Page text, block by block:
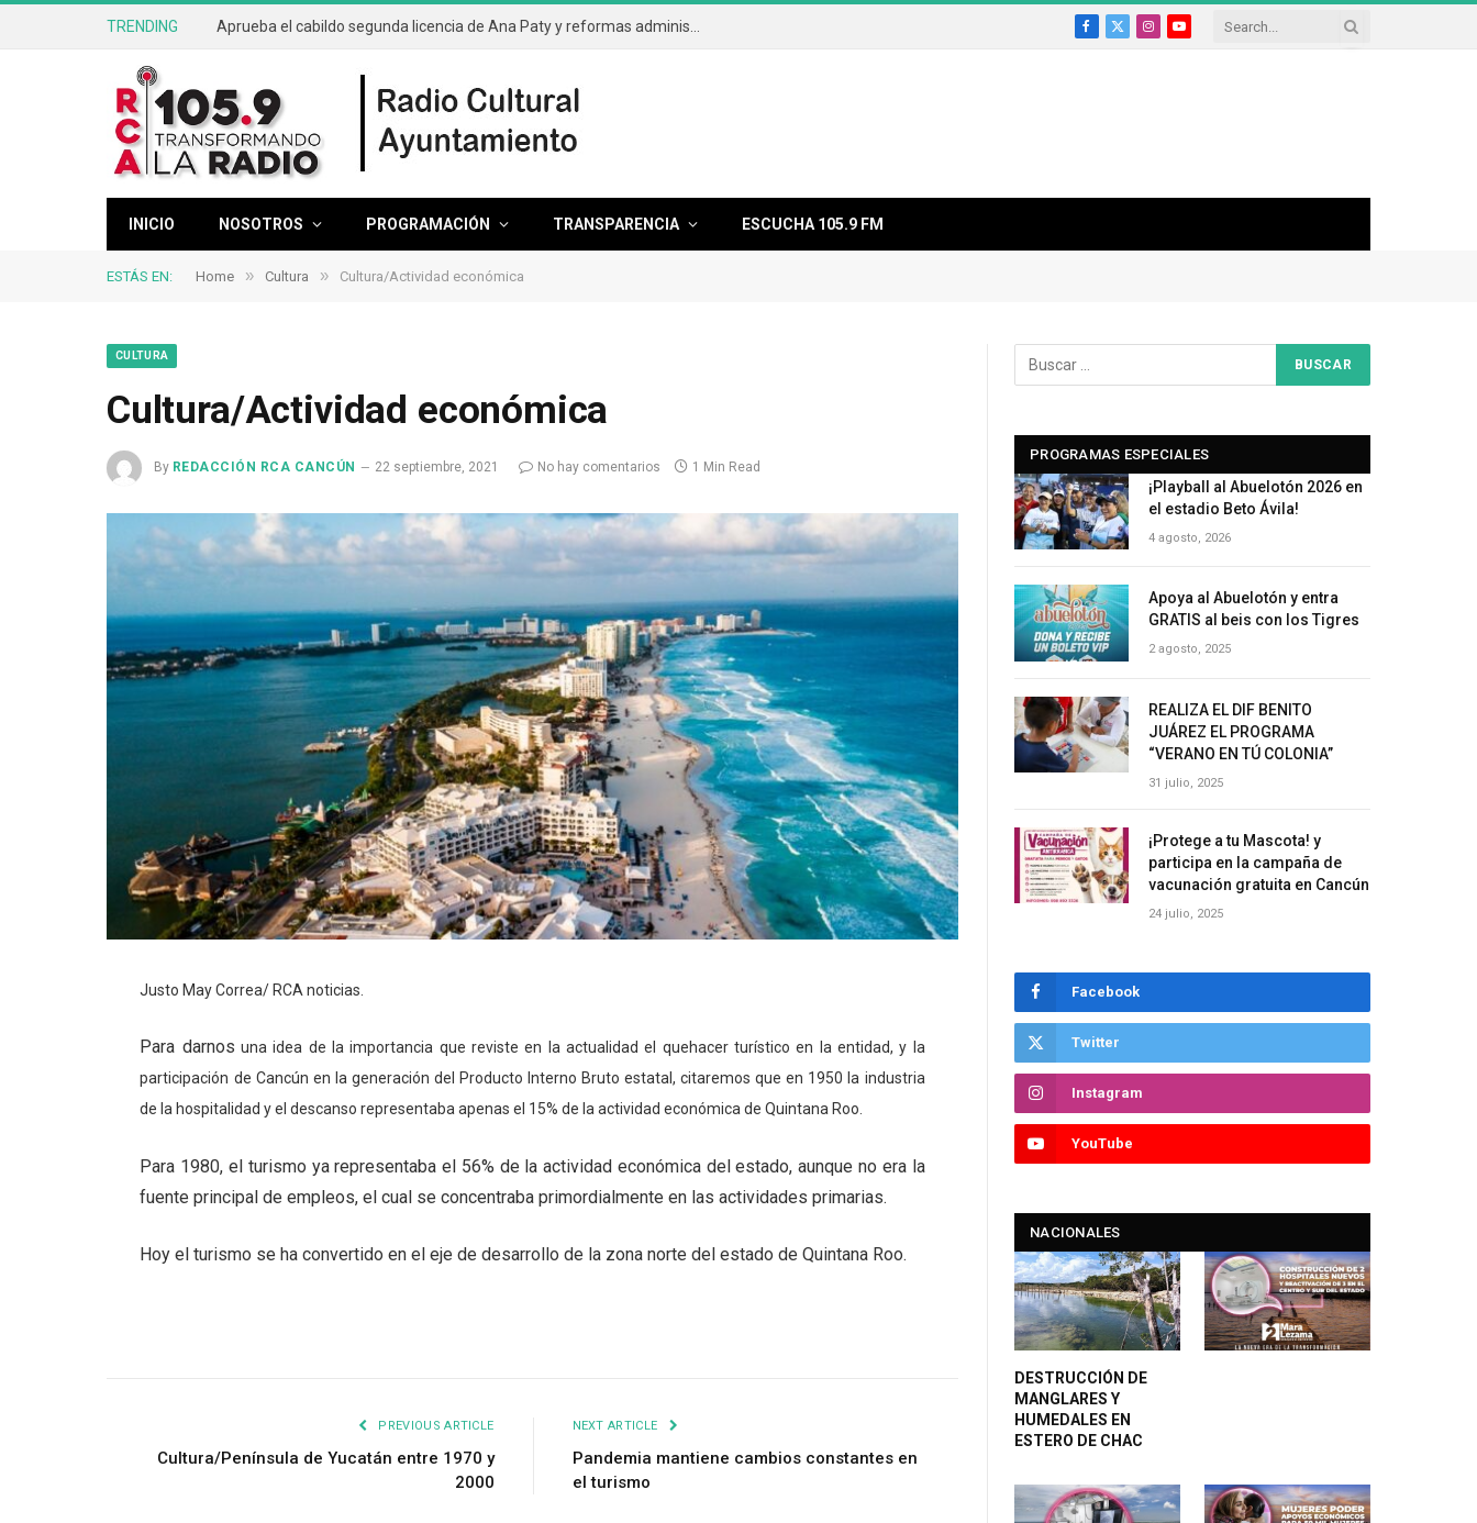
TRENDING
Facebook
X
InstagramYouTube
INICIO NOSOTROS PROGRAMACIÓN TRANSPARENCIA ESCUCHA 105.9 FM
ESTÁS EN: Home » Cultura » Cultura/Actividad económica
CULTURA
Cultura/Actividad económica
By REDACCIÓN RCA CANCÚN 22 septiembre, 2021 No hay comentarios 1 Min Read
Justo May Correa/ RCA noticias.
Para darnos una idea de la importancia que reviste en la actualidad el quehacer turístico en la entidad, y la
participación de Cancún en la generación del Producto Interno Bruto estatal, citaremos que en 1950 la industria
de la hospitalidad y el descanso representaba apenas el 15% de la actividad económica de Quintana Roo.
Para 1980, el turismo ya representaba el 56% de la actividad económica del estado, aunque no era la
fuente principal de empleos, el cual se concentraba primordialmente en las actividades primarias.
Hoy el turismo se ha convertido en el eje de desarrollo de la zona norte del estado de Quintana Roo.
PREVIOUS ARTICLE
Cultura/Península de Yucatán entre 1970 y
2000
NEXT ARTICLE
Pandemia mantiene cambios constantes en
el turismo
PROGRAMAS ESPECIALES
¡Playball al Abuelotón 2026 en
el estadio Beto Ávila!
4 agosto, 2026
Apoya al Abuelotón y entra
GRATIS al beis con los Tigres
2 agosto, 2025
REALIZA EL DIF BENITO
JUÁREZ EL PROGRAMA
“VERANO EN TÚ COLONIA”
31 julio, 2025
¡Protege a tu Mascota! y
participa en la campaña de
vacunación gratuita en Cancún
24 julio, 2025
Facebook
Twitter
Instagram
YouTube
NACIONALES
DESTRUCCIÓN DE
MANGLARES Y
HUMEDALES EN
ESTERO DE CHAC